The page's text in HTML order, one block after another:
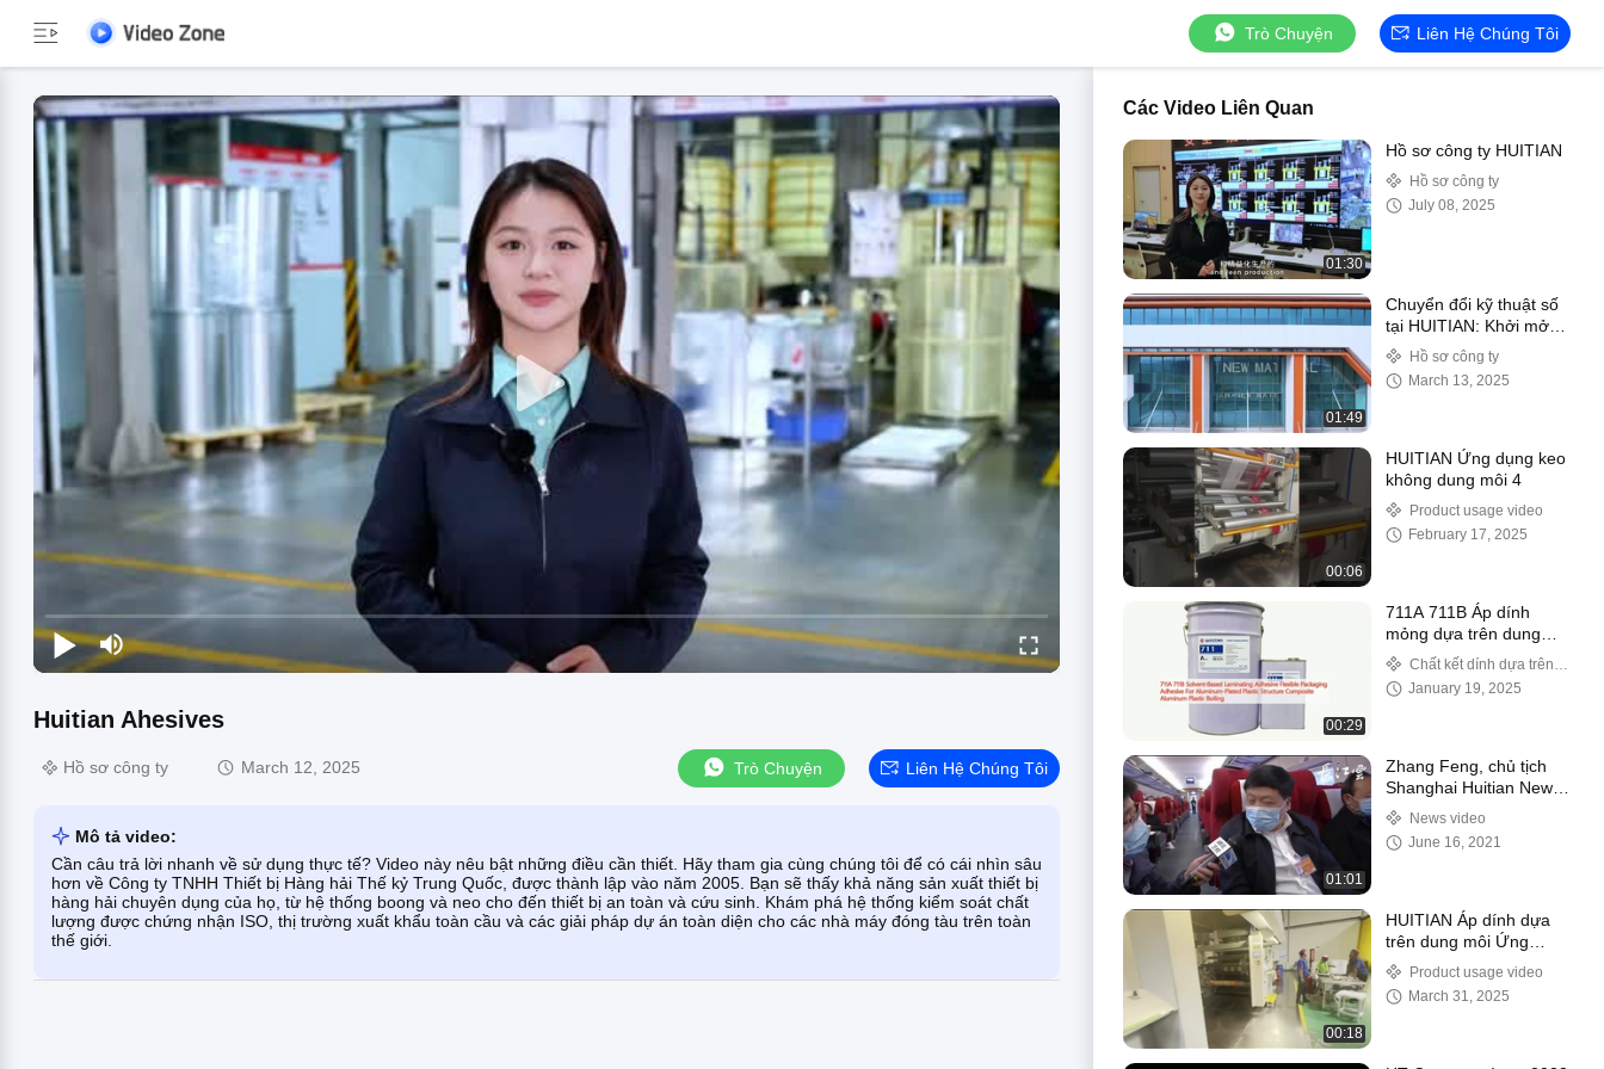
Trò Chuyện Liên Hệ Chúng Tôi
Huitian Ahesives
Hồ sơ công ty March 12, 2025 Trò Chuyện Liên Hệ Chúng Tôi
Mô tả video:
Cần câu trả lời nhanh về sử dụng thực tế? Video này nêu bật những điều cần thiết. Hãy tham gia cùng chúng tôi để có cái nhìn sâu
hơn về Công ty TNHH Thiết bị Hàng hải Thế kỷ Trung Quốc, được thành lập vào năm 2005. Bạn sẽ thấy khả năng sản xuất thiết bị
hàng hải chuyên dụng của họ, từ hệ thống boong và neo cho đến thiết bị an toàn và cứu sinh. Khám phá hệ thống kiểm soát chất
lượng được chứng nhận ISO, thị trường xuất khẩu toàn cầu và các giải pháp dự án toàn diện cho các nhà máy đóng tàu trên toàn
thế giới.
Các Video Liên Quan
01:30
Hồ sơ công ty HUITIAN
Hồ sơ công ty
July 08, 2025
01:49
Chuyển đổi kỹ thuật số
tại HUITIAN: Khởi mở
phép thuật sản xuất
thông minh
Hồ sơ công ty
March 13, 2025
00:06
HUITIAN Ứng dụng keo
không dung môi 4
Product usage video
February 17, 2025
00:29
711A 711B Áp dính
mỏng dựa trên dung
môi Áp dính bao bì linh
hoạt Cho cấu trúc nhựa
nhôm bọc nhôm nhôm
Chất kết dính dựa trên
dung môi
January 19, 2025
01:01
Zhang Feng, chủ tịch
Shanghai Huitian New
Material, đã tới Bắc
Kinh để tham dự hai
phiên họp
News video
June 16, 2021
00:18
HUITIAN Áp dính dựa
trên dung môi Ứng
dụng 2Product usage video
March 31, 2025